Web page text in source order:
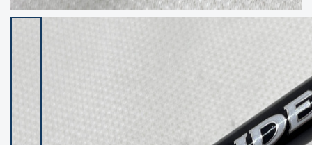
イシグロ駿東柿田川店
イシグロ豊川店
イシグロ富士店
イシグロ御殿場店